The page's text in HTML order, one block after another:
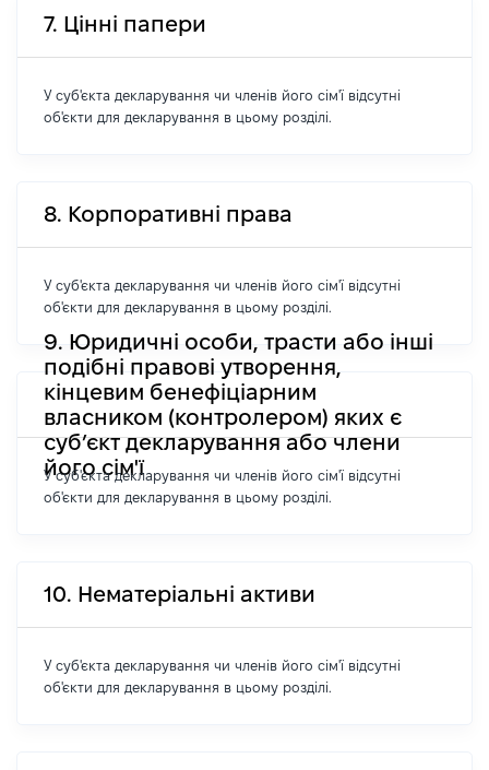
7. Цінні папери
У суб'єкта декларування чи членів його сім'ї відсутні
об'єкти для декларування в цьому розділі.
8. Корпоративні права
У суб'єкта декларування чи членів його сім'ї відсутні
об'єкти для декларування в цьому розділі.
9. Юридичні особи, трасти або інші
подібні правові утворення,
кінцевим бенефіціарним
власником (контролером) яких є
суб’єкт декларування або члени
його сім'ї
У суб'єкта декларування чи членів його сім'ї відсутні
об'єкти для декларування в цьому розділі.
10. Нематеріальні активи
У суб'єкта декларування чи членів його сім'ї відсутні
об'єкти для декларування в цьому розділі.